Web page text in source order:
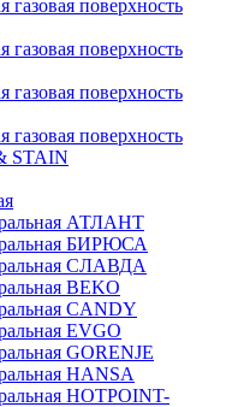
газовая поверхность
газовая поверхность
газовая поверхность
газовая поверхность
STAIN
АТЛАНТ
БИРЮСА
СЛАВДА
BEKO
CANDY
EVGO
GORENJE
HANSA
HOTPOINT-